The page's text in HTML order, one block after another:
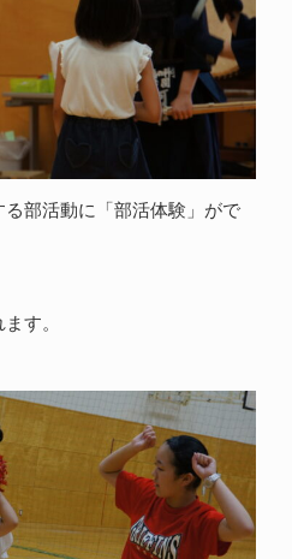
部活動に「部活体験」がで
す。